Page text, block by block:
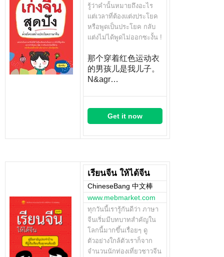
รู้ว่าคำนั้นหมายถึงอะไร
แต่เวลาที่ต้องแต่งประโยค
หรือพูดเป็นประโยค กลับ
แต่งไม่ได้พูดไม่ออกซะงั้น !
那个穿着红色运动衣
的男孩儿是我儿子。
N&agr…
Get it now
เรียนจีน ให้ได้จีน
ChineseBang 中文棒
www.mebmarket.com
ทุกวันนี้เรารู้กันดีว่า ภาษา
จีนเริ่มมีบทบาทสำคัญใน
โลกนี้มากขึ้นเรื่อยๆ ดู
ตัวอย่างใกล้ตัวเราก็จาก
จำนวนนักท่องเที่ยวชาวจีน